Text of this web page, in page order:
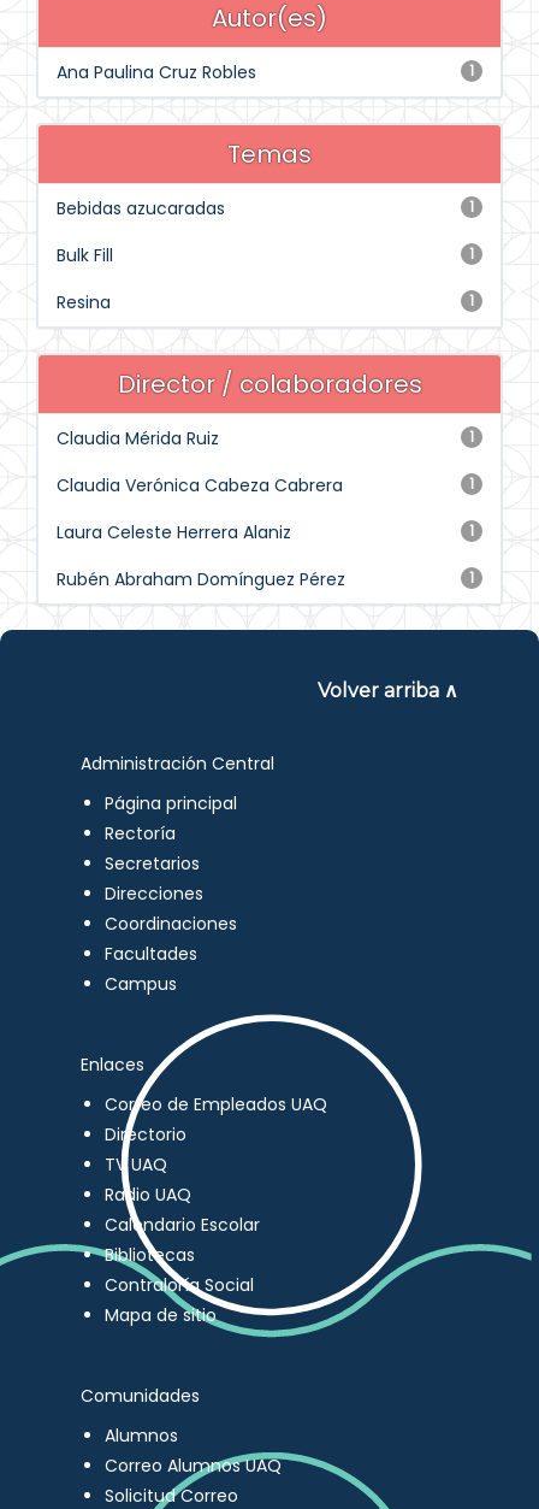
Autor(es)
1
Ana Paulina Cruz Robles
Temas
1
Bebidas azucaradas
1
Bulk Fill
1
Resina
Director / colaboradores
1
Claudia Mérida Ruiz
1
Claudia Verónica Cabeza Cabrera
1
Laura Celeste Herrera Alaniz
1
Rubén Abraham Domínguez Pérez
Volver arriba ∧
Administración Central
Página principal
Rectoría
Secretarios
Direcciones
Coordinaciones
Facultades
Campus
Enlaces
Correo de Empleados UAQ
Directorio
TV UAQ
Radio UAQ
Calendario Escolar
Bibliotecas
Contraloría Social
Mapa de sitio
Comunidades
Alumnos
Correo Alumnos UAQ
Solicitud Correo